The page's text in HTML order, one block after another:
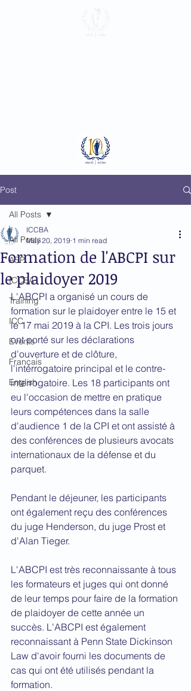
Post
All Posts
ASP
ICCBA
Training
ICC
Events
Français
English
All Posts
Formation de l'ABCPI sur
le plaidoyer 2019
ICCBA
May 20, 2019 1 min read
L'ABCPI a organisé un cours de
formation sur le plaidoyer entre le 15 et
le 17 mai 2019 à la CPI. Les trois jours
ont porté sur les déclarations
d'ouverture et de clôture,
l'interrogatoire principal et le contre-
interrogatoire. Les 18 participants ont
eu l'occasion de mettre en pratique
leurs compétences dans la salle
d'audience 1 de la CPI et ont assisté à
des conférences de plusieurs avocats
internationaux de la défense et du
parquet.
Pendant le déjeuner, les participants
ont également reçu des conférences
du juge Henderson, du juge Prost et
d'Alan Tieger.
L'ABCPI est très reconnaissante à tous
les formateurs et juges qui ont donné
de leur temps pour faire de la formation
de plaidoyer de cette année un
succès. L'ABCPI est également
reconnaissant à Penn State Dickinson
Law d'avoir fourni les documents de
cas qui ont été utilisés pendant la
formation.